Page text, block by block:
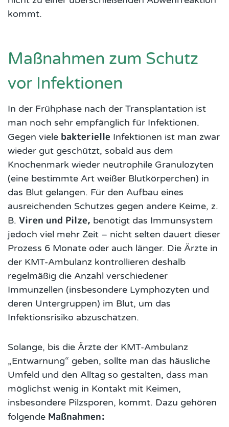
kommt.
Maßnahmen zum Schutz
vor Infektionen
In der Frühphase nach der Transplantation ist
man noch sehr empfänglich für Infektionen.
Gegen viele bakterielle Infektionen ist man zwar
wieder gut geschützt, sobald aus dem
Knochenmark wieder neutrophile Granulozyten
(eine bestimmte Art weißer Blutkörperchen) in
das Blut gelangen. Für den Aufbau eines
ausreichenden Schutzes gegen andere Keime, z.
B. Viren und Pilze, benötigt das Immunsystem
jedoch viel mehr Zeit – nicht selten dauert dieser
Prozess 6 Monate oder auch länger. Die Ärzte in
der KMT-Ambulanz kontrollieren deshalb
regelmäßig die Anzahl verschiedener
Immunzellen (insbesondere Lymphozyten und
deren Untergruppen) im Blut, um das
Infektionsrisiko abzuschätzen.
Solange, bis die Ärzte der KMT-Ambulanz
„Entwarnung“ geben, sollte man das häusliche
Umfeld und den Alltag so gestalten, dass man
möglichst wenig in Kontakt mit Keimen,
insbesondere Pilzsporen, kommt. Dazu gehören
folgende Maßnahmen: